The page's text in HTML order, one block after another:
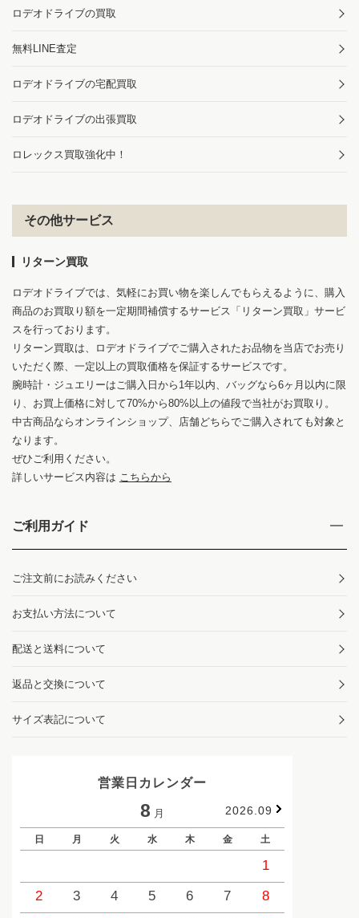
ロデオドライブの買取
無料LINE査定
ロデオドライブの宅配買取
ロデオドライブの出張買取
ロレックス買取強化中！
その他サービス
リターン買取
ロデオドライブでは、気軽にお買い物を楽しんでもらえるように、購入
商品のお買取り額を一定期間補償するサービス「リターン買取」サービ
スを行っております。
リターン買取は、ロデオドライブでご購入されたお品物を当店でお売り
いただく際、一定以上の買取価格を保証するサービスです。
腕時計・ジュエリーはご購入日から1年以内、バッグなら6ヶ月以内に限
り、お買上価格に対して70%から80%以上の値段で当社がお買取り。
中古商品ならオンラインショップ、店舗どちらでご購入されても対象と
なります。
ぜひご利用ください。
詳しいサービス内容は こちらから
ご利用ガイド
ご注文前にお読みください
お支払い方法について
配送と送料について
返品と交換について
サイズ表記について
営業日カレンダー
8 月 2026.09
日 月 火 水 木 金 土
1
2
3 4 5 6 7
8